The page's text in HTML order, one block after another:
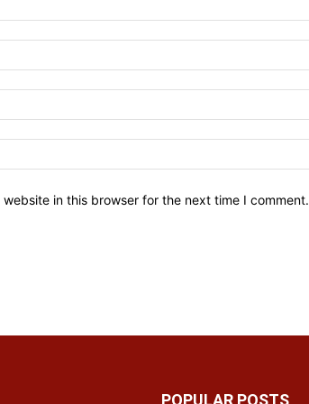
website in this browser for the next time I comment.
POPULAR POSTS